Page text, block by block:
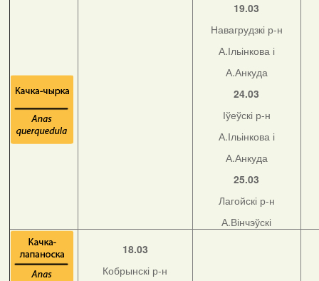
19.03
Навагрудзкі р-н
А.Ільінкова і
А.Анкуда
24.03
Іўеўскі р-н
А.Ільінкова і
А.Анкуда
25.03
Лагойскі р-н
А.Вінчэўскі
18.03
Кобрынскі р-н